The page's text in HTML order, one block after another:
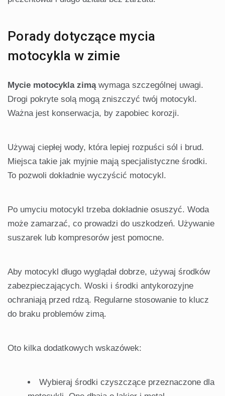
Porady dotyczące mycia
motocykla w zimie
Mycie motocykla zimąwymaga szczególnej uwagi.
Drogi pokryte solą mogą zniszczyć twój motocykl.
Ważna jest konserwacja, by zapobiec korozji.
Używaj ciepłej wody, która lepiej rozpuści sól i brud.
Miejsca takie jak myjnie mają specjalistyczne środki.
To pozwoli dokładnie wyczyścić motocykl.
Po umyciu motocykl trzeba dokładnie osuszyć. Woda
może zamarzać, co prowadzi do uszkodzeń. Używanie
suszarek lub kompresorów jest pomocne.
Aby motocykl długo wyglądał dobrze, używaj środków
zabezpieczających. Woski i środki antykorozyjne
ochraniają przed rdzą. Regularne stosowanie to klucz
do braku problemów zimą.
Oto kilka dodatkowych wskazówek:
Wybieraj środki czyszczące przeznaczone dla